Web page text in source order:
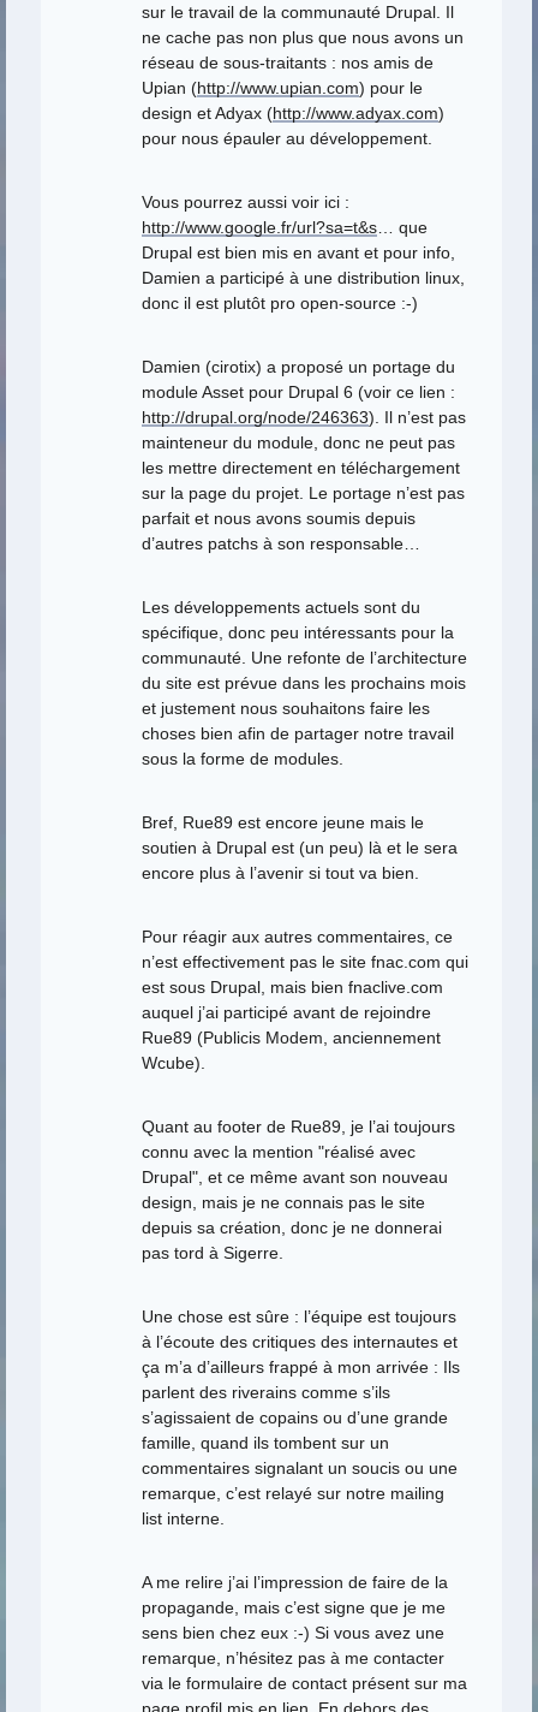
sur le travail de la communauté Drupal. Il
ne cache pas non plus que nous avons un
réseau de sous-traitants : nos amis de
Upian (http://www.upian.com) pour le
design et Adyax (http://www.adyax.com)
pour nous épauler au développement.
Vous pourrez aussi voir ici :
http://www.google.fr/url?sa=t&s … que
Drupal est bien mis en avant et pour info,
Damien a participé à une distribution linux,
donc il est plutôt pro open-source :-)
Damien (cirotix) a proposé un portage du
module Asset pour Drupal 6 (voir ce lien :
http://drupal.org/node/246363). Il n’est pas
mainteneur du module, donc ne peut pas
les mettre directement en téléchargement
sur la page du projet. Le portage n’est pas
parfait et nous avons soumis depuis
d’autres patchs à son responsable…
Les développements actuels sont du
spécifique, donc peu intéressants pour la
communauté. Une refonte de l’architecture
du site est prévue dans les prochains mois
et justement nous souhaitons faire les
choses bien afin de partager notre travail
sous la forme de modules.
Bref, Rue89 est encore jeune mais le
soutien à Drupal est (un peu) là et le sera
encore plus à l’avenir si tout va bien.
Pour réagir aux autres commentaires, ce
n’est effectivement pas le site fnac.com qui
est sous Drupal, mais bien fnaclive.com
auquel j’ai participé avant de rejoindre
Rue89 (Publicis Modem, anciennement
Wcube).
Quant au footer de Rue89, je l’ai toujours
connu avec la mention "réalisé avec
Drupal", et ce même avant son nouveau
design, mais je ne connais pas le site
depuis sa création, donc je ne donnerai
pas tord à Sigerre.
Une chose est sûre : l’équipe est toujours
à l’écoute des critiques des internautes et
ça m’a d’ailleurs frappé à mon arrivée : Ils
parlent des riverains comme s’ils
s’agissaient de copains ou d’une grande
famille, quand ils tombent sur un
commentaires signalant un soucis ou une
remarque, c’est relayé sur notre mailing
list interne.
A me relire j’ai l’impression de faire de la
propagande, mais c’est signe que je me
sens bien chez eux :-) Si vous avez une
remarque, n’hésitez pas à me contacter
via le formulaire de contact présent sur ma
page profil mis en lien. En dehors des